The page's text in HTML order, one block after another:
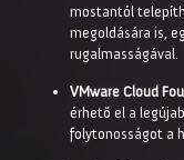
mostantól
megoldására is,
rugalmasságával.
VMware Cloud
érhető el a
folytonosságot a